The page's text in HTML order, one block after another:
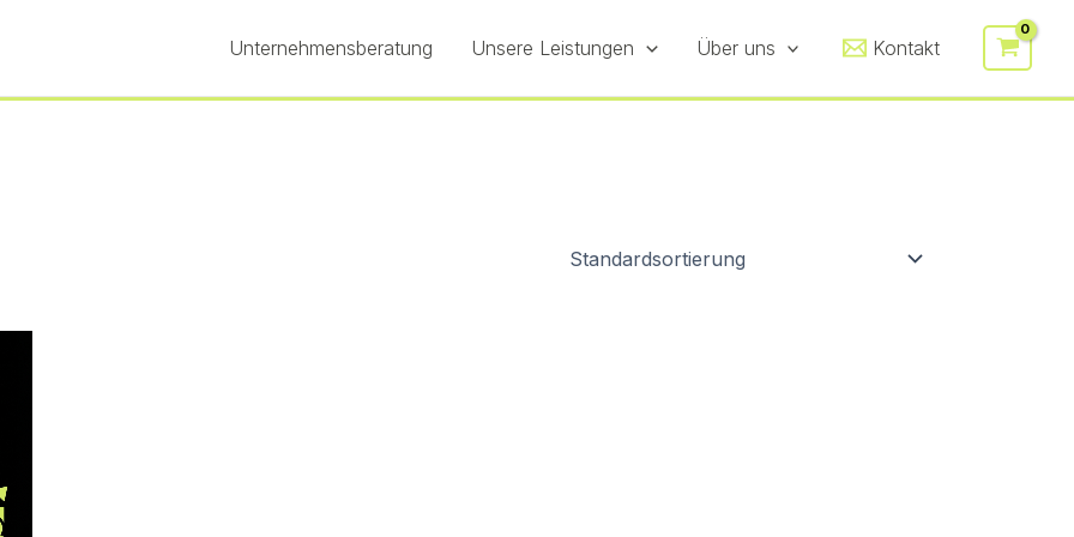
Unternehmensberatung Unsere Leistungen Über uns Kontakt